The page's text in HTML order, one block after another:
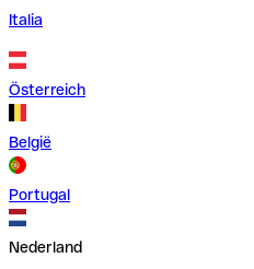
Italia
Österreich
België
Portugal
Nederland